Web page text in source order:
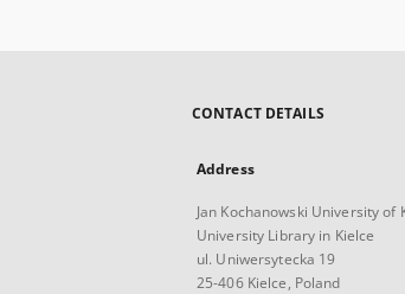
CONTACT DETAILS
Address
Jan Kochanowski University of
University Library in Kielce
ul. Uniwersytecka 19
25-406 Kielce, Poland